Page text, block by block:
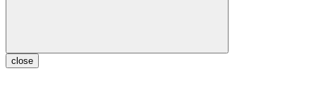
close